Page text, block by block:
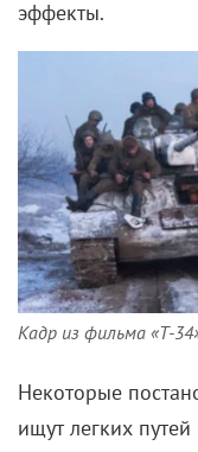
теле другого
вызывая
вернуться в свое
«носителя». В
Райзборо,
материала берет
горячо
доходящий до
уязвимости).
Дополнительный
убийца вхожа